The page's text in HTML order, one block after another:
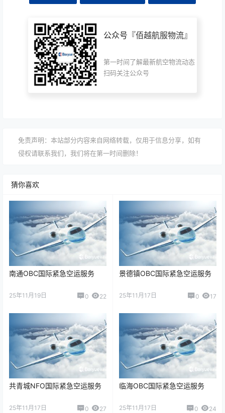
公众号『佰越航服物流』
第一时间了解最新航空物流动态
扫码关注公众号
免责声明：本站部分内容来自网络转载，仅用于信息分享，如有
侵权请联系我们，我们将在第一时间删除！
猜你喜欢
南通OBC国际紧急空运服务
25年11月19日 0 22
景德镇OBC国际紧急空运服务
25年11月17日 0 17
共青城NFO国际紧急空运服务
25年11月17日 0 27
临海OBC国际紧急空运服务
25年11月17日 0 24